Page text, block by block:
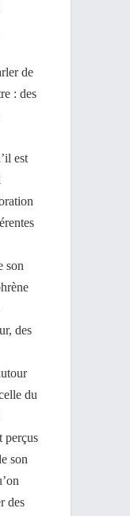
de
: des
est
son
des
du
perçus
son
des